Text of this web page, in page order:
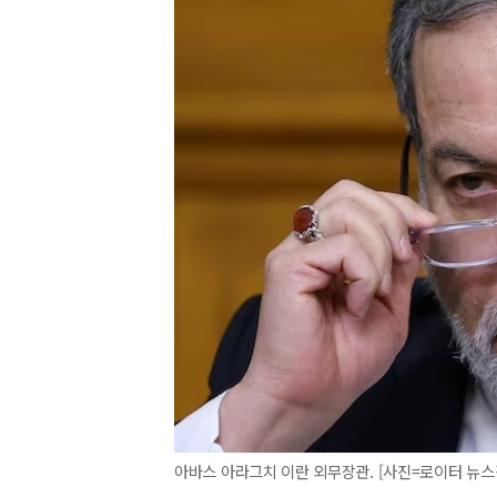
아바스 아라그치 이란 외무장관. [사진=로이터 뉴